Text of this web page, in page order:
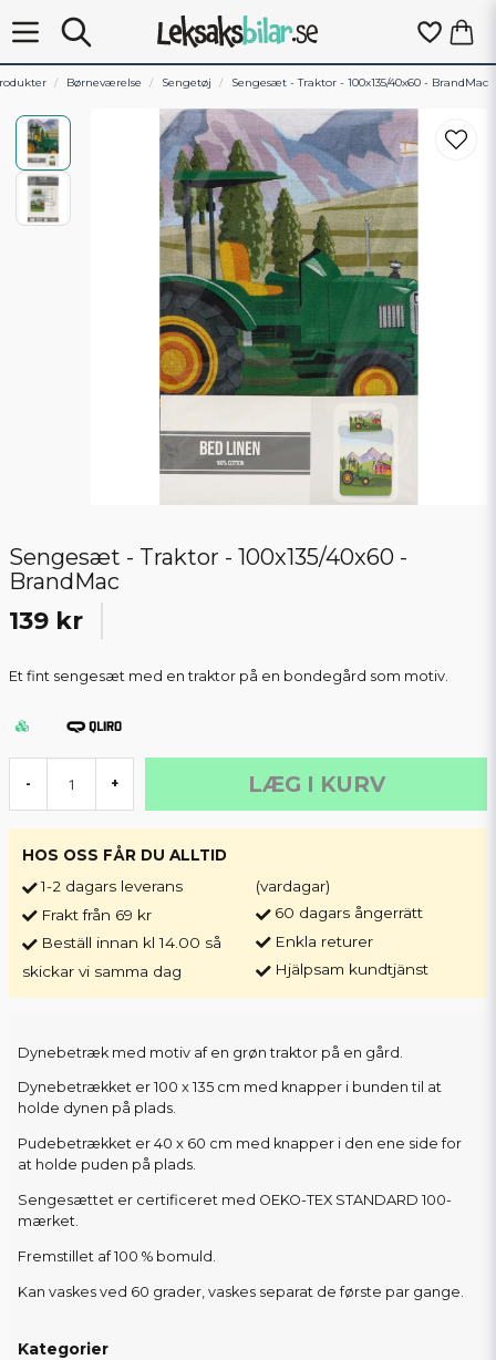
Børneværelse Sengetøj Sengesæt - Traktor - 100x135/40x60 - BrandMac
Sengesæt - Traktor - 100x135/40x60 -
BrandMac
139 kr
Et fint sengesæt med en traktor på en bondegård som motiv.
- + LÆG I KURV
HOS OSS FÅR DU ALLTID
1-2 dagars leverans
Frakt från 69 kr
Beställ innan kl 14.00 så
skickar vi samma dag
(vardagar)
60 dagars ångerrätt
Enkla returer
Hjälpsam kundtjänst
Dynebetræk med motiv af en grøn traktor på en gård.
Dynebetrækket er 100 x 135 cm med knapper i bunden til at
holde dynen på plads.
Pudebetrækket er 40 x 60 cm med knapper i den ene side for
at holde puden på plads.
Sengesættet er certificeret med OEKO-TEX STANDARD 100-
mærket.
Fremstillet af 100 % bomuld.
Kan vaskes ved 60 grader, vaskes separat de første par gange.
Kategorier